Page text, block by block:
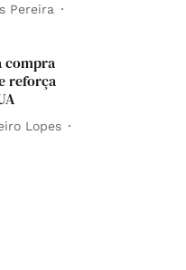
Pereira
compra
reforça
Lopes